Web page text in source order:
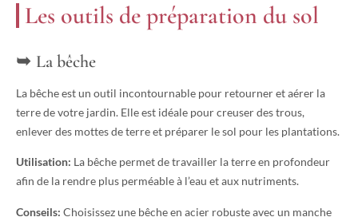
Les outils de préparation du sol
La bêche
La bêche est un outil incontournable pour retourner et aérer la
terre de votre jardin. Elle est idéale pour creuser des trous,
enlever des mottes de terre et préparer le sol pour les plantations.
Utilisation: La bêche permet de travailler la terre en profondeur
afin de la rendre plus perméable à l’eau et aux nutriments.
Conseils: Choisissez une bêche en acier robuste avec un manche